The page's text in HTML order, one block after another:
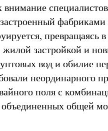
превращаясь
застройкой и
вод и обилие
неординарного
поля с
общей